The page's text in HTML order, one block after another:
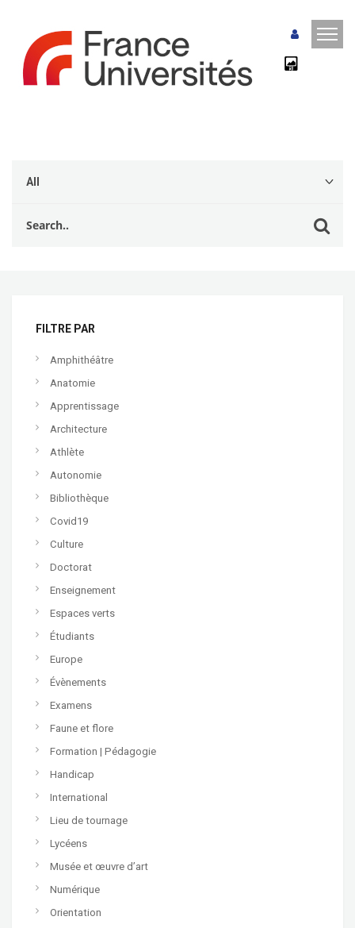
FILTRE PAR
Amphithéâtre
Anatomie
Apprentissage
Architecture
Athlète
Autonomie
Bibliothèque
Covid19
Culture
Doctorat
Enseignement
Espaces verts
Étudiants
Europe
Évènements
Examens
Faune et flore
Formation | Pédagogie
Handicap
International
Lieu de tournage
Lycéens
Musée et œuvre d’art
Numérique
Orientation